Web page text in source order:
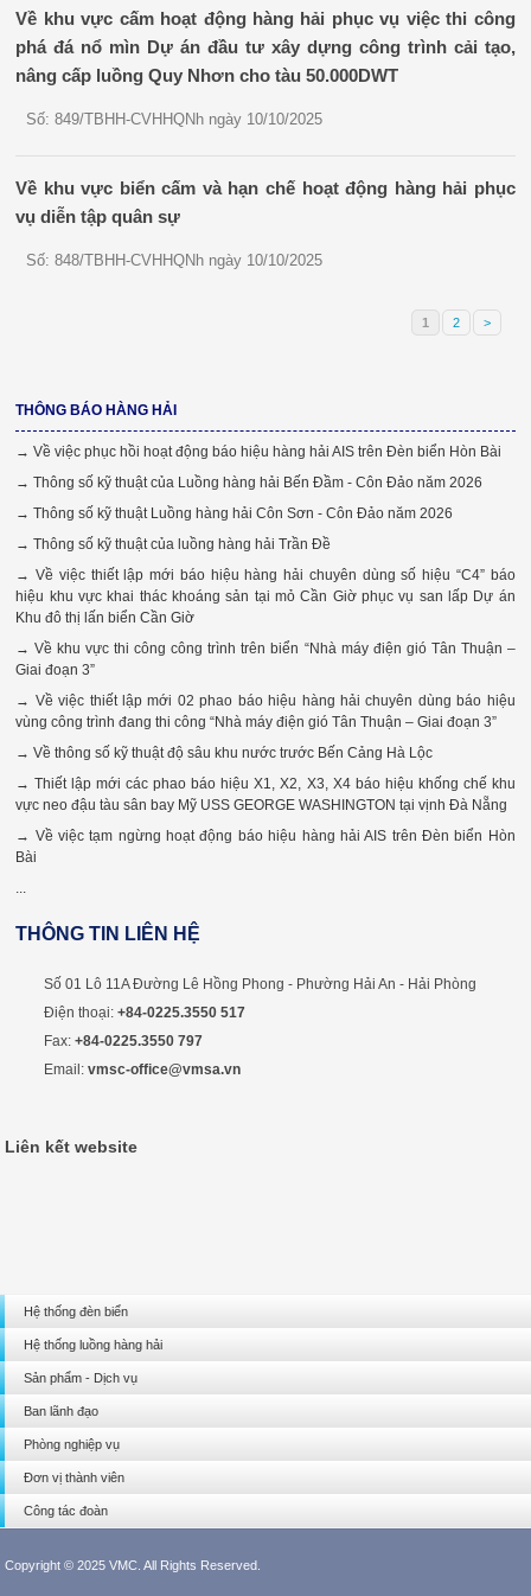
Về khu vực cấm hoạt động hàng hải phục vụ việc thi công
phá đá nổ mìn Dự án đầu tư xây dựng công trình cải tạo,
nâng cấp luồng Quy Nhơn cho tàu 50.000DWT
Số: 849/TBHH-CVHHQNh ngày 10/10/2025
Về khu vực biển cấm và hạn chế hoạt động hàng hải phục
vụ diễn tập quân sự
Số: 848/TBHH-CVHHQNh ngày 10/10/2025
1 2 >
THÔNG BÁO HÀNG HẢI
→ Về việc phục hồi hoạt động báo hiệu hàng hải AIS trên Đèn biển Hòn Bài
→ Thông số kỹ thuật của Luồng hàng hải Bến Đầm - Côn Đảo năm 2026
→ Thông số kỹ thuật Luồng hàng hải Côn Sơn - Côn Đảo năm 2026
→ Thông số kỹ thuật của luồng hàng hải Trần Đề
→ Về việc thiết lập mới báo hiệu hàng hải chuyên dùng số hiệu “C4” báo
hiệu khu vực khai thác khoáng sản tại mỏ Cần Giờ phục vụ san lấp Dự án
Khu đô thị lấn biển Cần Giờ
→ Về khu vực thi công công trình trên biển “Nhà máy điện gió Tân Thuận –
Giai đoạn 3”
→ Về việc thiết lập mới 02 phao báo hiệu hàng hải chuyên dùng báo hiệu
vùng công trình đang thi công “Nhà máy điện gió Tân Thuận – Giai đoạn 3”
→ Về thông số kỹ thuật độ sâu khu nước trước Bến Cảng Hà Lộc
→ Thiết lập mới các phao báo hiệu X1, X2, X3, X4 báo hiệu khống chế khu
vực neo đậu tàu sân bay Mỹ USS GEORGE WASHINGTON tại vịnh Đà Nẵng
→ Về việc tạm ngừng hoạt động báo hiệu hàng hải AIS trên Đèn biển Hòn
Bài
...
THÔNG TIN LIÊN HỆ
Số 01 Lô 11A Đường Lê Hồng Phong - Phường Hải An - Hải Phòng
Điện thoại:+84-0225.3550 517
Fax:+84-0225.3550 797
Email:vmsc-office@vmsa.vn
Liên kết website
Hệ thống đèn biển
Hệ thống luồng hàng hải
Sản phẩm - Dịch vụ
Ban lãnh đạo
Phòng nghiệp vụ
Đơn vị thành viên
Công tác đoàn
Copyright © 2025 VMC. All Rights Reserved.